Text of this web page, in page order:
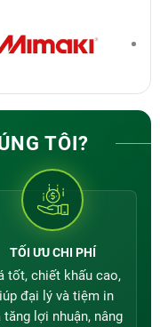
TÔI?
TỐI ƯU CHI PHÍ
tốt, chiết khấu cao,
đại lý và tiệm in
tăng lợi nhuận, nâng